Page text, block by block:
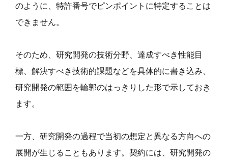
のように、特許番号でピンポイントに特定することは
できません。
そのため、研究開発の技術分野、達成すべき性能目
標、解決すべき技術的課題などを具体的に書き込み、
研究開発の範囲を輪郭のはっきりした形で示しておき
ます。
一方、研究開発の過程で当初の想定と異なる方向への
展開が生じることもあります。契約には、研究開発の